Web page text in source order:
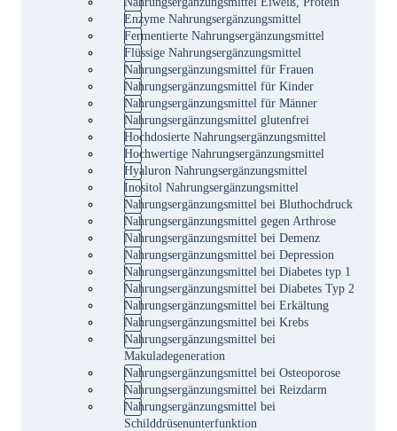
Enzyme Nahrungsergänzungsmittel
Fermentierte Nahrungsergänzungsmittel
Flüssige Nahrungsergänzungsmittel
Nahrungsergänzungsmittel für Frauen
Nahrungsergänzungsmittel für Kinder
Nahrungsergänzungsmittel für Männer
Nahrungsergänzungsmittel glutenfrei
Hochdosierte Nahrungsergänzungsmittel
Hochwertige Nahrungsergänzungsmittel
Hyaluron Nahrungsergänzungsmittel
Inositol Nahrungsergänzungsmittel
Nahrungsergänzungsmittel bei Bluthochdruck
Nahrungsergänzungsmittel gegen Arthrose
Nahrungsergänzungsmittel bei Demenz
Nahrungsergänzungsmittel bei Depression
Nahrungsergänzungsmittel bei Diabetes typ 1
Nahrungsergänzungsmittel bei Diabetes Typ 2
Nahrungsergänzungsmittel bei Erkältung
Nahrungsergänzungsmittel bei Krebs
Nahrungsergänzungsmittel bei
Makuladegeneration
Nahrungsergänzungsmittel bei Osteoporose
Nahrungsergänzungsmittel bei Reizdarm
Nahrungsergänzungsmittel bei
Schilddrüsenunterfunktion